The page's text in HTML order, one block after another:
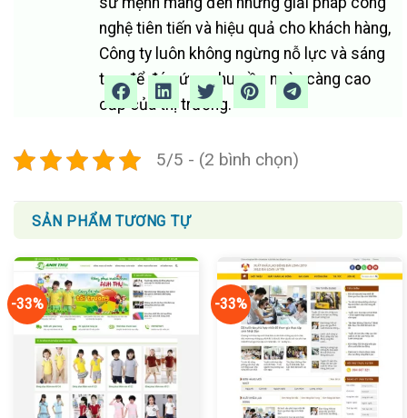
nghệ tiên tiến và hiệu quả cho khách hàng,
Công ty luôn không ngừng nỗ lực và sáng
tạo để đáp ứng nhu cầu ngày càng cao
cấp của thị trường.
5/5 - (2 bình chọn)
SẢN PHẨM TƯƠNG TỰ
-33% -33%